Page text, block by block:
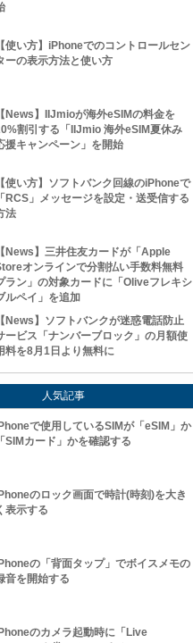
使い方】iPhoneでのコントロールセン
ーの表示方法と使い方
News】IIJmioが海外eSIMの料金を
割引する「IIJmio 海外eSIM夏休み
援キャンペーン」を開始
使い方】ソフトバンク回線のiPhoneで
RCS」メッセージを設定・送受信する
法
News】三井住友カードが「Apple
オンラインで分割払い手数料無料
ラン」の対象カードに「Oliveフレキシ
ルペイ」を追加
News】ソフトバンクが迷惑電話防止
ービス「ナンバーブロック」の月額使
料を8月1日より無料に
人気記事
で使用しているSIMが「eSIM」か
SIMカード」かを確認する
のロック画面で時計(時刻)を大き
表示する
の「背面タップ」でボイスメモの
音を開始する
のカメラ起動時に「Live